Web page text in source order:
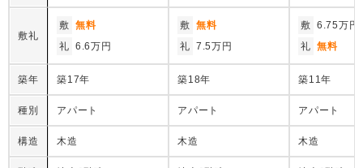
敷礼
敷 無料
礼 6.6万円
敷 無料
礼 7.5万円
敷 6.75万円
礼 無料
築年 築17年 築18年 築11年
種別 アパート アパート アパート
構造 木造 木造 木造